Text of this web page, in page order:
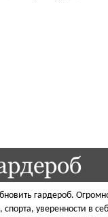
гардероб.
спорта, уверенности в